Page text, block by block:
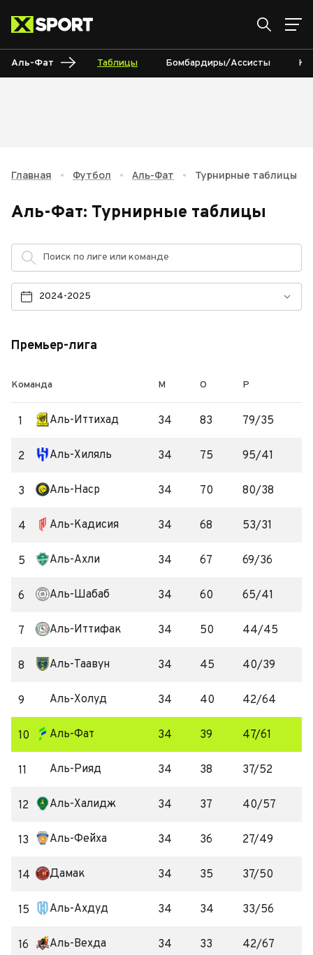
Аль-Фат Таблицы Бомбардиры/Ассисты
Главная • Футбол • Аль-Фат • Турнирные таблицы
Аль-Фат: Турнирные таблицы
2024-2025
Премьер-лига
Команда М О Р
1 Аль-Иттихад 34 83 79/35
2 Аль-Хиляль 34 75 95/41
3 Аль-Наср 34 70 80/38
4 Аль-Кадисия 34 68 53/31
5 Аль-Ахли 34 67 69/36
6 Аль-Шабаб 34 60 65/41
7 Аль-Иттифак 34 50 44/45
8 Аль-Таавун 34 45 40/39
9 Аль-Холуд 34 40 42/64
10 Аль-Фат 34 39 47/61
11 Аль-Рияд 34 38 37/52
12 Аль-Халидж 34 37 40/57
13 Аль-Фейха 34 36 27/49
14 Дамак 34 35 37/50
15 Аль-Ахдуд 34 34 33/56
16 Аль-Вехда 34 33 42/67